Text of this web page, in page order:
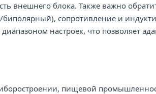
внешнего блока. Также важно
сопротивление и
настроек, что позволяет
пищевой